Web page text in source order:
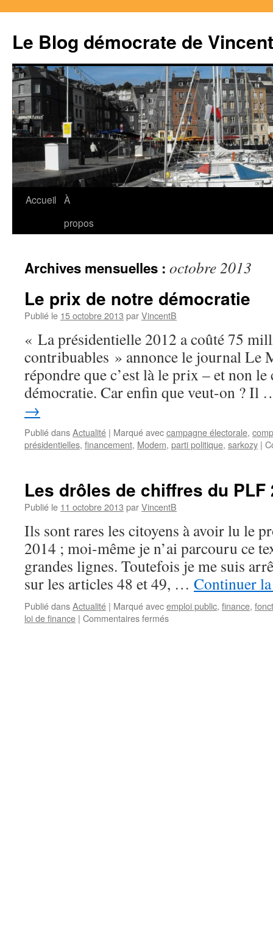
Le Blog démocrate de
Aller
Accueil À
propos
Archives mensuelles : octobre 2013
Le prix de notre démocratie
Publié le 15 octobre 2013 parVincentB
« La présidentielle 2012 a coûté 75
contribuables » annonce le journal Le
répondre que c’est là le prix – et non
démocratie. Car enfin que veut-on ?
→
Publié dansActualité | Marqué aveccampagne électorale,
présidentielles, financement, Modem, parti politique, sarkozy |
Les drôles de chiffres du PLF
Publié le 11 octobre 2013 parVincentB
Ils sont rares les citoyens à avoir lu le
2014 ; moi-même je n’ai parcouru ce
grandes lignes. Toutefois je me suis
sur les articles 48 et 49, … Continuer
Publié dansActualité | Marqué avecemploi public, finance,
loi de finance | Commentaires fermés